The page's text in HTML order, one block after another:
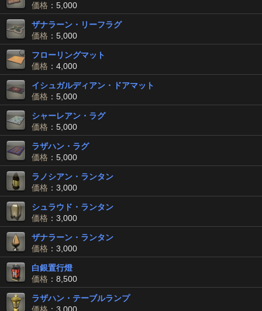
価格 ：5,000
ザナラーン・リーフラグ
価格 ：5,000
フローリングマット
価格 ：4,000
イシュガルディアン・ドアマット
価格 ：5,000
シャーレアン・ラグ
価格 ：5,000
ラザハン・ラグ
価格 ：5,000
ラノシアン・ランタン
価格 ：3,000
シュラウド・ランタン
価格 ：3,000
ザナラーン・ランタン
価格 ：3,000
白銀置行燈
価格 ：8,500
ラザハン・テーブルランプ